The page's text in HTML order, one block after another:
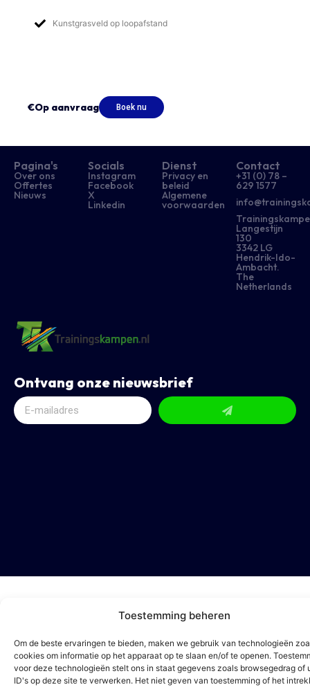
Toestemming beheren
Om de beste ervaringen te bieden, maken we gebruik van technologieën
cookies om informatie op het apparaat op te slaan en/of te openen.
voor deze technologieën stelt ons in staat gegevens zoals browsegedrag of
ID's op deze site te verwerken. Het niet geven van toestemming of het
Kunstgrasveld op loopafstand
€Op aanvraag Boek nu
Pagina's
Over ons
Offertes
Nieuws
Socials
Instagram
Facebook
X
Linkedin
Dienst
Privacy en
beleid
Algemene
voorwaarden
Contact
+31 (0) 78 –
629 1577​
Langestijn
130
3342 LG
Hendrik-Ido-
Ambacht.
The
Netherlands
Ontvang onze nieuwsbrief